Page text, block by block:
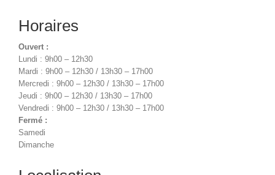
Horaires
Ouvert :
Lundi : 9h00 – 12h30
Mardi : 9h00 – 12h30 / 13h30 – 17h00
Mercredi : 9h00 – 12h30 / 13h30 – 17h00
Jeudi : 9h00 – 12h30 / 13h30 – 17h00
Vendredi : 9h00 – 12h30 / 13h30 – 17h00
Fermé :
Samedi
Dimanche